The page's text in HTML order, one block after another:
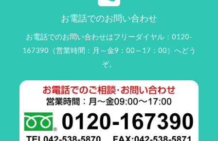
お電話でのお問い合わせ
お電話でのお問い合わせはフリーダイヤル：0120-
167390（営業時間：月～金9：00～17：00）へどう
ぞ。